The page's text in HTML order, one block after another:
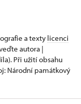
a texty licenci
autora |
Při užití obsahu
Národní památkový